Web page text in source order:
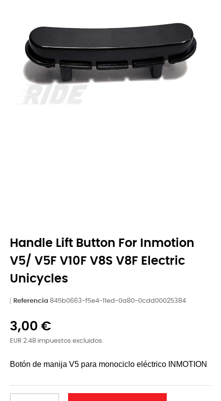
Handle Lift Button For Inmotion
V5/ V5F V10F V8S V8F Electric
Unicycles
Referencia 845b0663-f5e4-11ed-0a80-0cdd00025384
3,00 €
EUR 2.48 impuestos excluidos.
Botón de manija V5 para monociclo eléctrico INMOTION